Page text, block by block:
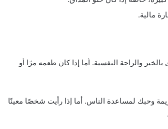
مالية.
والراحة النفسية. أما إذا كان طعمه مرًا أو
وحبك لمساعدة الناس. أما إذا رأيت شخصًا معينًا